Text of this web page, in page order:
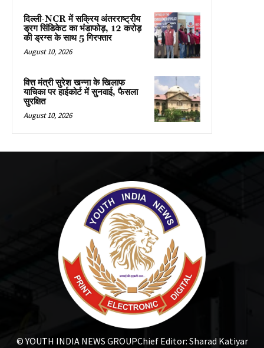
दिल्ली-NCR में सक्रिय अंतरराष्ट्रीय
ड्रग सिंडिकेट का भंडाफोड़, 12 करोड़
की ड्रग्स के साथ 5 गिरफ्तार
August 10, 2026
वित्त मंत्री सुरेश खन्ना के खिलाफ
याचिका पर हाईकोर्ट में सुनवाई, फैसला
सुरक्षित
August 10, 2026
© YOUTH INDIA NEWS GROUPChief Editor: Sharad Katiyar